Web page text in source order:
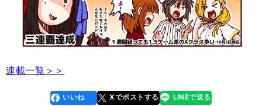
連載一覧＞＞
faceboo
k
いいね Xでポストする
line LINEで送る